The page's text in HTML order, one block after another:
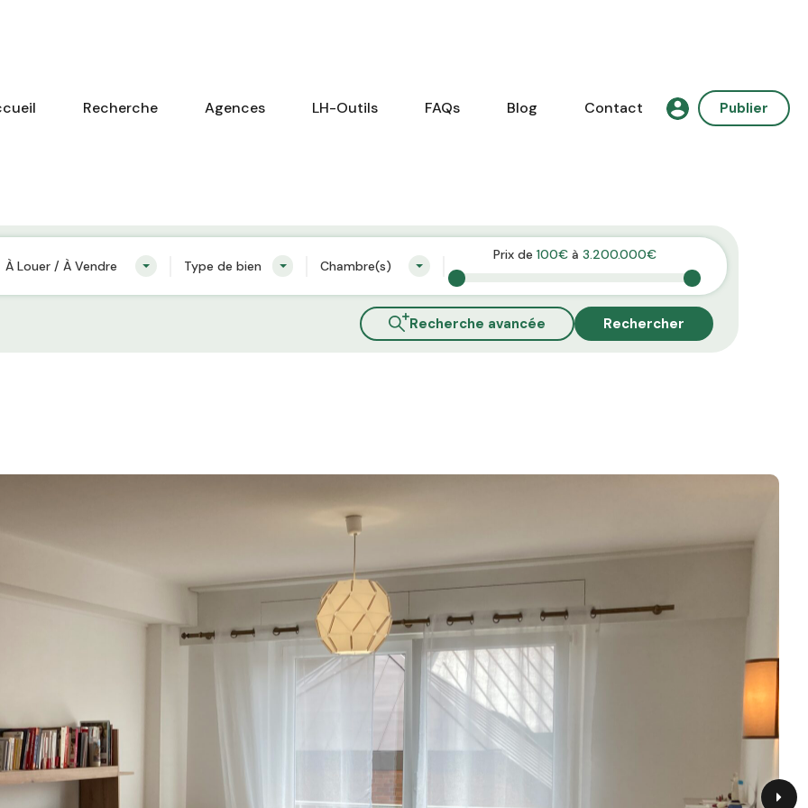
Recherche Agences LH-Outils FAQs Blog Contact Publier
À Louer / À Vendre Type de bien Chambre(s)
Prix de 100€à 3.200.000€
Recherche avancée Rechercher